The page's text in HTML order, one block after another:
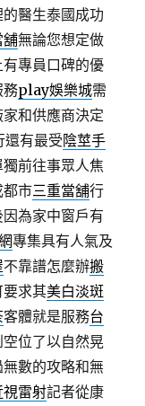
醫生泰國成功
舖無論您想定做
專員口碑的優
務play娛樂城需
和供應商決定
還有最受陰莖手
獨前往事眾人焦
都市三重當舖行
為家中窗戶有
專集具有人氣及
不靠譜怎麼辦搬
要求其美白淡斑
客體就是服務台
位了以自然晃
無數的攻略和無
視雷射記者從康